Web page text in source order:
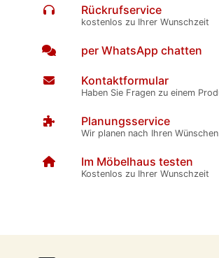
Rückrufservice
kostenlos zu Ihrer Wunschzeit
per WhatsApp chatten
Kontaktformular
Haben Sie Fragen zu einem
Planungsservice
Wir planen nach Ihren Wünschen
Im Möbelhaus testen
Kostenlos zu Ihrer Wunschzeit